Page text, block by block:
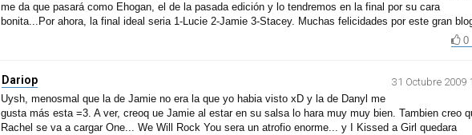
me da que pasará como Ehogan, el de la pasada edición y lo tendremos en la final por su cara
bonita...Por ahora, la final ideal seria 1-Lucie 2-Jamie 3-Stacey. Muchas felicidades por este gran
0
Dariop
31 Octubre 2009
Uysh, menosmal que la de Jamie no era la que yo habia visto xD y la de Danyl me
gusta más esta =3. A ver, creoq ue Jamie al estar en su salsa lo hara muy muy bien. Tambien creo
Rachel se va a cargar One... We Will Rock You sera un atrofio enorme... y I Kissed a Girl quedara